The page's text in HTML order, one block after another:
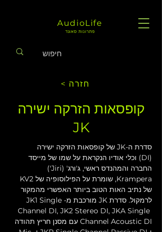
AudioLife
פתרונות סאונד
< חזרה
קופסאות הזרקה ישירה
JK
סדרת ה-JK של קופסאות הזרקה ישירה
(DI) וכלי אודיו הנקראת על שמו של מייסד
החברה והמהנדס ראשי, ג'ורג' (Jiri')
של נתיב האות הטוב ביותר האפשרי מהמקור
לרמקול. סדרת JK מורכבת מ-JK1 Single
Channel DI, JK2 Stereo DI, JKA Single
Channel Acoustic DI עם מסנן חריץ תהודה